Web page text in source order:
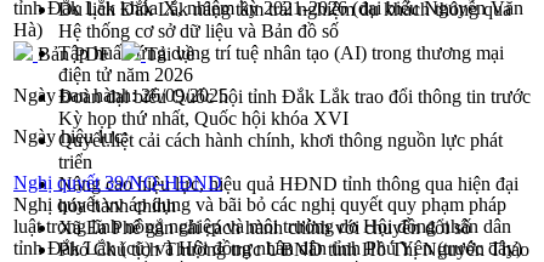
Du lịch Đắk Lắk nâng tầm trải nghiệm du khách thông qua
Hệ thống cơ sở dữ liệu và Bản đồ số
Tập huấn ứng dụng trí tuệ nhân tạo (AI) trong thương mại
điện tử năm 2026
Đoàn đại biểu Quốc hội tỉnh Đắk Lắk trao đổi thông tin trước
Kỳ họp thứ nhất, Quốc hội khóa XVI
Quyết liệt cải cách hành chính, khơi thông nguồn lực phát
triển
Nâng cao hiệu lực, hiệu quả HĐND tỉnh thông qua hiện đại
hóa hành chính
Xã Ea Phê gắn cải cách hành chính với chuyển đổi số
Phó Chủ tịch Thường trực UBND tỉnh Hồ Thị Nguyên Thảo
tỉnh Đắk Lắk khóa X, nhiệm kỳ 2021-2026 (đại biểu Nguyễn Văn
Hà)
Bản PDF
Tải về
Ngày ban hành:26/09/2025
Ngày hiệu lực:
Nghị quyết 39/NQ-HĐND
Nghị quyết vv áp dụng và bãi bỏ các nghị quyết quy phạm pháp
luật trong lĩnh nông nghiệp và môi trường do Hội đồng nhân dân
tỉnh Đắk Lắk (cũ) và Hội đồng nhân dân tỉnh Phú Yên (trước đây)